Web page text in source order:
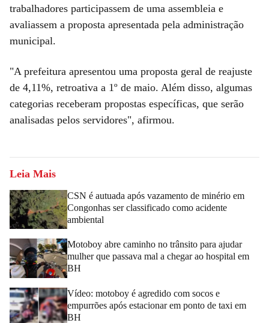
trabalhadores participassem de uma assembleia e
avaliassem a proposta apresentada pela administração
municipal.
"A prefeitura apresentou uma proposta geral de reajuste
de 4,11%, retroativa a 1º de maio. Além disso, algumas
categorias receberam propostas específicas, que serão
analisadas pelos servidores", afirmou.
Leia Mais
CSN é autuada após vazamento de minério em
Congonhas ser classificado como acidente
ambiental
Motoboy abre caminho no trânsito para ajudar
mulher que passava mal a chegar ao hospital em
BH
Vídeo: motoboy é agredido com socos e
empurrões após estacionar em ponto de taxi em
BH